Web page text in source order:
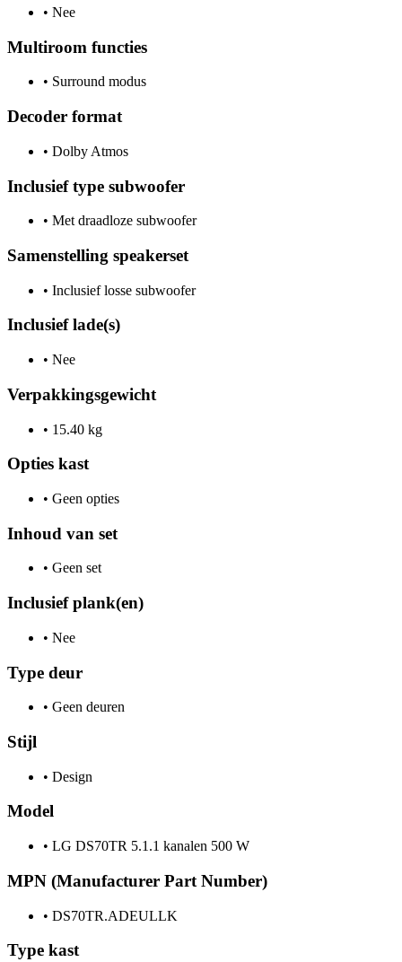
• Nee
Multiroom functies
• Surround modus
Decoder format
• Dolby Atmos
Inclusief type subwoofer
• Met draadloze subwoofer
Samenstelling speakerset
• Inclusief losse subwoofer
Inclusief lade(s)
• Nee
Verpakkingsgewicht
• 15.40 kg
Opties kast
• Geen opties
Inhoud van set
• Geen set
Inclusief plank(en)
• Nee
Type deur
• Geen deuren
Stijl
• Design
Model
• LG DS70TR 5.1.1 kanalen 500 W
MPN (Manufacturer Part Number)
• DS70TR.ADEULLK
Type kast